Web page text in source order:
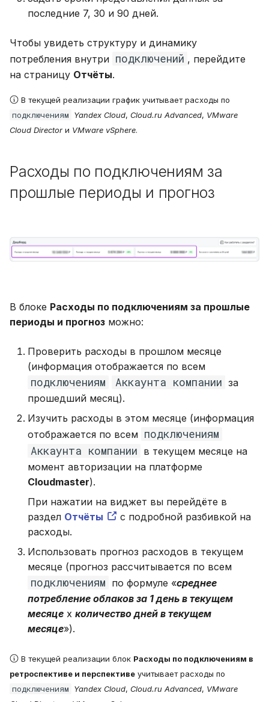
последние 7, 30 и 90 дней.
Чтобы увидеть структуру и динамику
потребления внутри подключений , перейдите
на страницу Отчёты.
В текущей реализации график учитывает расходы по
подключениям Yandex Cloud, Cloud.ru Advanced, VMware
Cloud Directorи VMware vSphere.
Расходы по подключениям за
прошлые периоды и прогноз
В блоке Расходы по подключениям за прошлые
периоды и прогноз можно:
Проверить расходы в прошлом месяце
(информация отображается по всем
подключениям Аккаунта компании за
прошедший месяц).
Изучить расходы в этом месяце (информация
отображается по всем подключениям
Аккаунта компании в текущем месяце на
момент авторизации на платформе
Cloudmaster).
При нажатии на виджет вы перейдёте в
раздел Отчёты
с подробной разбивкой на
расходы.
Использовать прогноз расходов в текущем
месяце (прогноз рассчитывается по всем
подключениям по формуле «среднее
потребление облаков за 1 день в текущем
месяце x количество дней в текущем
месяце»).
В текущей реализации блок Расходы по подключениям в
ретроспективе и перспективе учитывает расходы по
подключениям Yandex Cloud, Cloud.ru Advanced, VMware